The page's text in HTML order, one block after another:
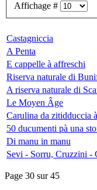
Affichage #
Castagniccia
A Penta
E cappelle à affreschi
Riserva naturale di
A riserva naturale di
Le Moyen Âge
Carulina da zitidduccia
50 ducumenti pà una
Di manu in manu
Sevi - Sorru, Cruzzini -
Page 30 sur 45